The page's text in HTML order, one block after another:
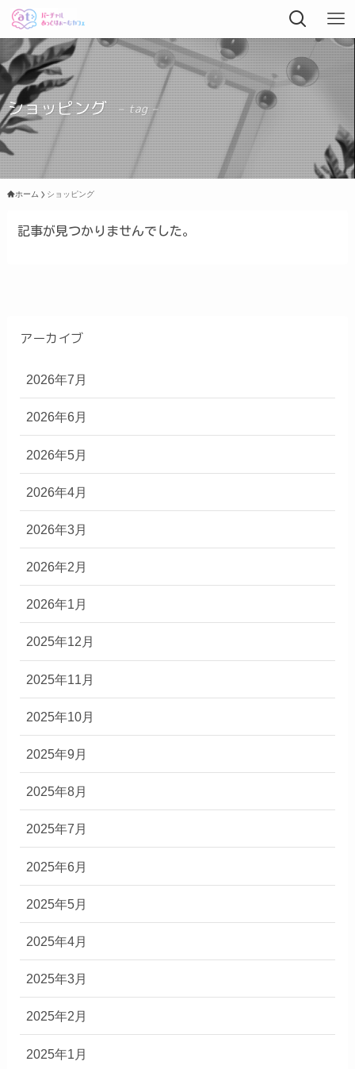
ショッピング – tag –
ホーム ショッピング
記事が見つかりませんでした。
アーカイブ
2026年7月
2026年6月
2026年5月
2026年4月
2026年3月
2026年2月
2026年1月
2025年12月
2025年11月
2025年10月
2025年9月
2025年8月
2025年7月
2025年6月
2025年5月
2025年4月
2025年3月
2025年2月
2025年1月